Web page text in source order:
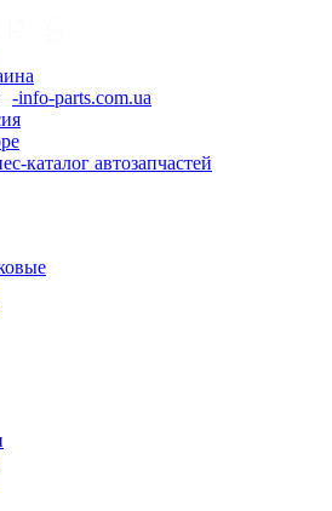
-info-parts.com.ua
каталог автозапчастей